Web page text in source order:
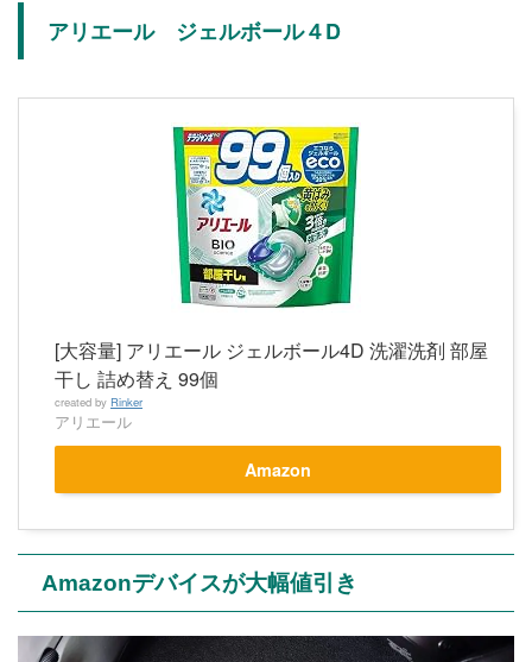
アリエール ジェルボール４D
[大容量] アリエール ジェルボール4D 洗濯洗剤 部屋
干し 詰め替え 99個
created by Rinker
アリエール
Amazon
Amazonデバイスが大幅値引き